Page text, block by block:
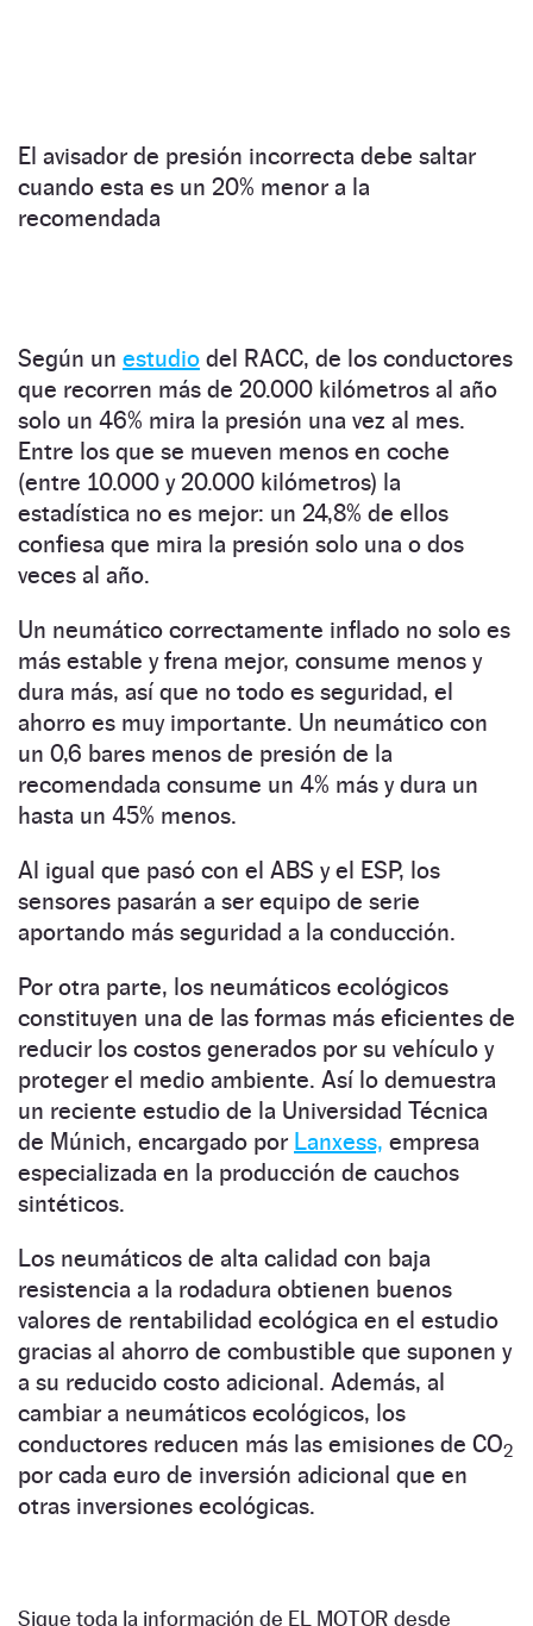
El avisador de presión incorrecta debe saltar
cuando esta es un 20% menor a la
recomendada
Según un estudio del RACC, de los conductores
que recorren más de 20.000 kilómetros al año
solo un 46% mira la presión una vez al mes.
Entre los que se mueven menos en coche
(entre 10.000 y 20.000 kilómetros) la
estadística no es mejor: un 24,8% de ellos
confiesa que mira la presión solo una o dos
veces al año.
Un neumático correctamente inflado no solo es
más estable y frena mejor, consume menos y
dura más, así que no todo es seguridad, el
ahorro es muy importante. Un neumático con
un 0,6 bares menos de presión de la
recomendada consume un 4% más y dura un
hasta un 45% menos.
Al igual que pasó con el ABS y el ESP, los
sensores pasarán a ser equipo de serie
aportando más seguridad a la conducción.
Por otra parte, los neumáticos ecológicos
constituyen una de las formas más eficientes de
reducir los costos generados por su vehículo y
proteger el medio ambiente. Así lo demuestra
un reciente estudio de la Universidad Técnica
de Múnich, encargado por Lanxess, empresa
especializada en la producción de cauchos
sintéticos.
Los neumáticos de alta calidad con baja
resistencia a la rodadura obtienen buenos
valores de rentabilidad ecológica en el estudio
gracias al ahorro de combustible que suponen y
a su reducido costo adicional. Además, al
cambiar a neumáticos ecológicos, los
conductores reducen más las emisiones de CO2
por cada euro de inversión adicional que en
otras inversiones ecológicas.
Sigue toda la información de EL MOTOR desde